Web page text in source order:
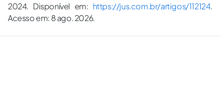
2024. Disponível em: https://jus.com.br/artigos/112124.
Acesso em: 8 ago. 2026.